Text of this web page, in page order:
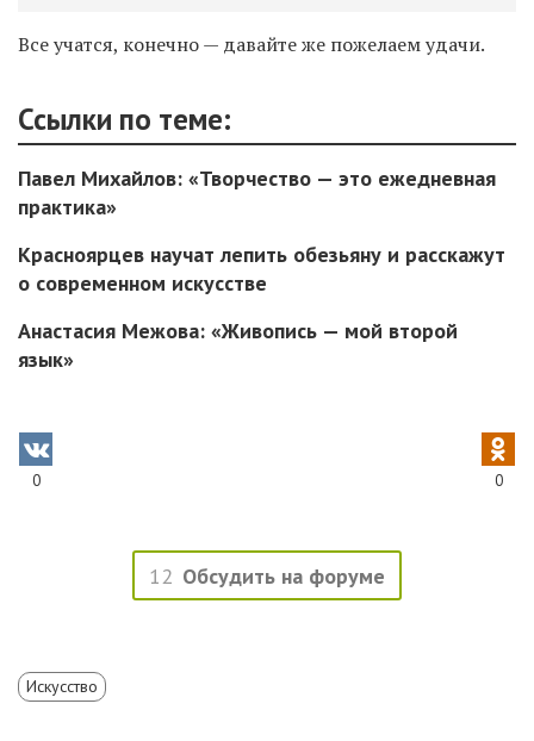
Все учатся, конечно — давайте же пожелаем удачи.
Ссылки по теме:
Павел Михайлов: «Творчество — это ежедневная
практика»
Красноярцев научат лепить обезьяну и расскажут
о современном искусстве
Анастасия Межова: «Живопись — мой второй
язык»
0 0
12 Обсудить на форуме
Искусство